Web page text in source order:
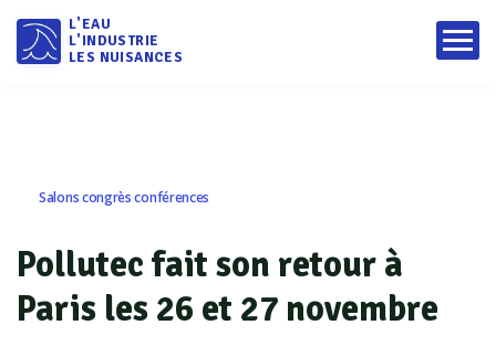
L'EAU
L'INDUSTRIE
LES NUISANCES
Salons congrès conférences
Pollutec fait son retour à
Paris les 26 et 27 novembre